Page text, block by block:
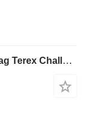
Terex Challenger 3160 на шасси Demag Terex Challenger 3160